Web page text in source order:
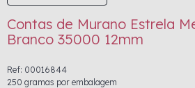
Contas de Murano Estrela
Branco 35000 12mm
Ref: 00016844
250 gramas por embalagem